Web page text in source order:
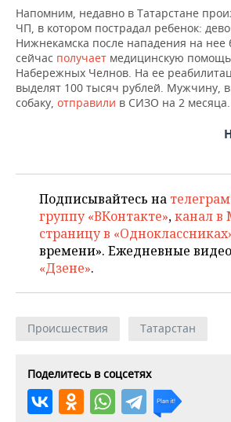
Напомним, недавно в Татарстане
ЧП, в котором пострадал ребенок:
Нижнекамска после нападения на нее
сейчас получает медицинскую
Набережных Челнов. На ее
выделят 100 тысяч рублей. Мужчину,
собаку, отправили в СИЗО на 2 месяца.
Подписывайтесь на
группу «ВКонтакте»,канал в
страницу в
времени». Ежедневные
«Дзене».
Происшествия Татарстан
Поделитесь в соцсетях